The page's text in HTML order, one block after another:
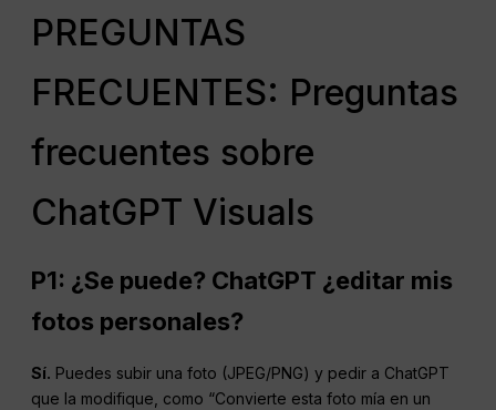
PREGUNTAS
FRECUENTES: Preguntas
frecuentes sobre
ChatGPT Visuals
P1: ¿Se puede? ChatGPT ¿editar mis
fotos personales?
Sí. Puedes subir una foto (JPEG/PNG) y pedir a ChatGPT
que la modifique, como “Convierte esta foto mía en un